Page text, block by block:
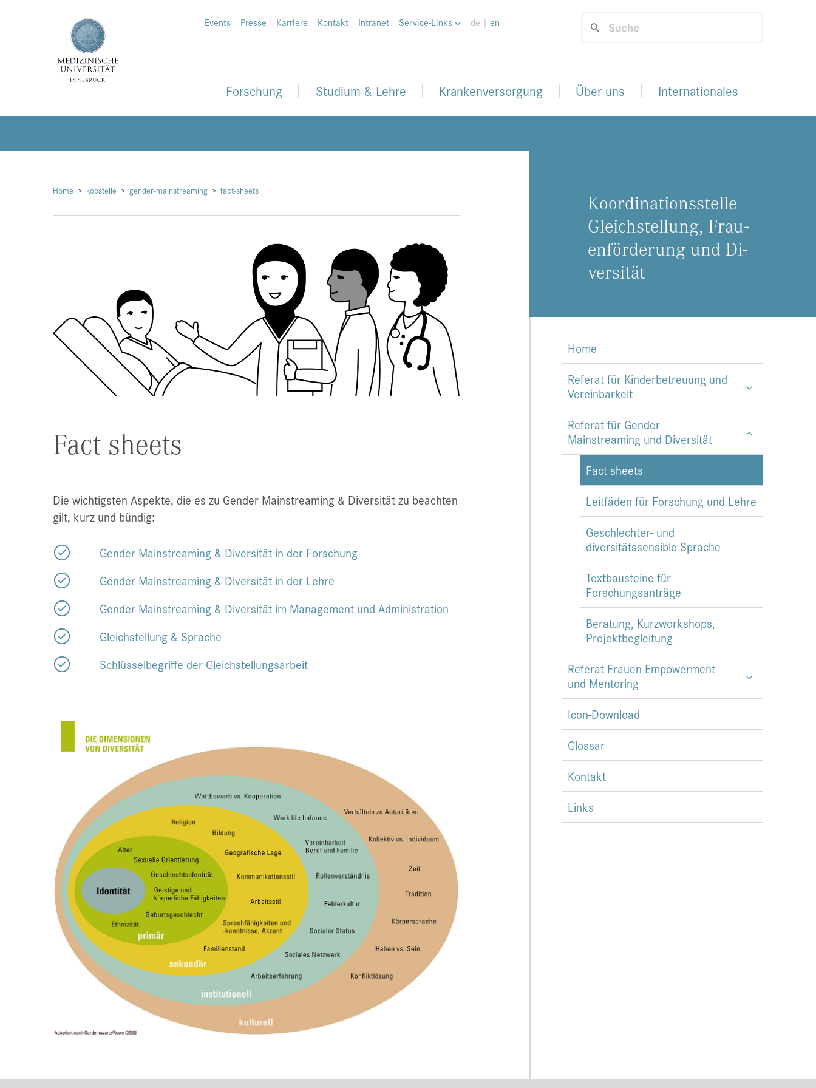
Events Presse Karriere Kontakt Intranet Service-Links de | en
Forschung Studium & Lehre Krankenversorgung Über uns Internationales
Home koostelle gender-mainstreaming fact-sheets
Fact sheets
Die wichtigsten Aspekte, die es zu Gender Mainstreaming & Diversität zu beachten
gilt, kurz und bündig:
Gender Mainstreaming & Diversität in der Forschung
Gender Mainstreaming & Diversität in der Lehre
Gender Mainstreaming & Diversität im Management und Administration
Gleichstellung & Sprache
Schlüsselbegriffe der Gleichstellungsarbeit
Ko­or­di­na­ti­ons­stel­le
Gleich­stel­lung, Frau­
en­för­de­rung und Di­
ver­si­tät
Home
Referat für Kinderbetreuung und
Vereinbarkeit
Referat für Gender
Mainstreaming und Diversität
Fact sheets
Leitfäden für Forschung und Lehre
Geschlechter- und
diversitätssensible Sprache
Textbausteine für
Forschungsanträge
Beratung, Kurzworkshops,
Projektbegleitung
Referat Frauen-Empowerment
und Mentoring
Icon-Download
Glossar
Kontakt
Links